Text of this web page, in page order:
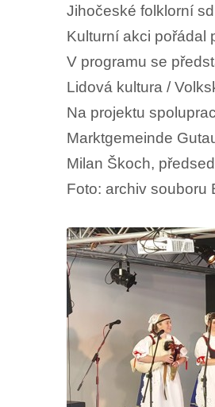
Jihočeské folklorní
Kulturní akci pořádal
V programu se
Lidová kultura /
Na projektu
Marktgemeinde
Milan Škoch,
Foto: archiv souboru